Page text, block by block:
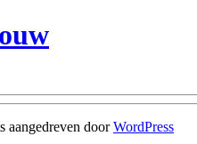
aangedreven doorWordPress